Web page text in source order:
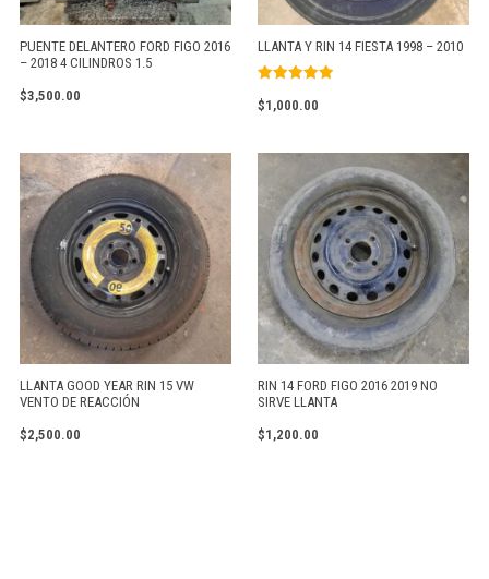
PUENTE DELANTERO FORD FIGO 2016
– 2018 4 CILINDROS 1.5
$3,500.00
LLANTA Y RIN 14 FIESTA 1998 – 2010
con
$1,000.00
LLANTA GOOD YEAR RIN 15 VW
VENTO DE REACCIÓN
$2,500.00
RIN 14 FORD FIGO 2016 2019 NO
SIRVE LLANTA
$1,200.00